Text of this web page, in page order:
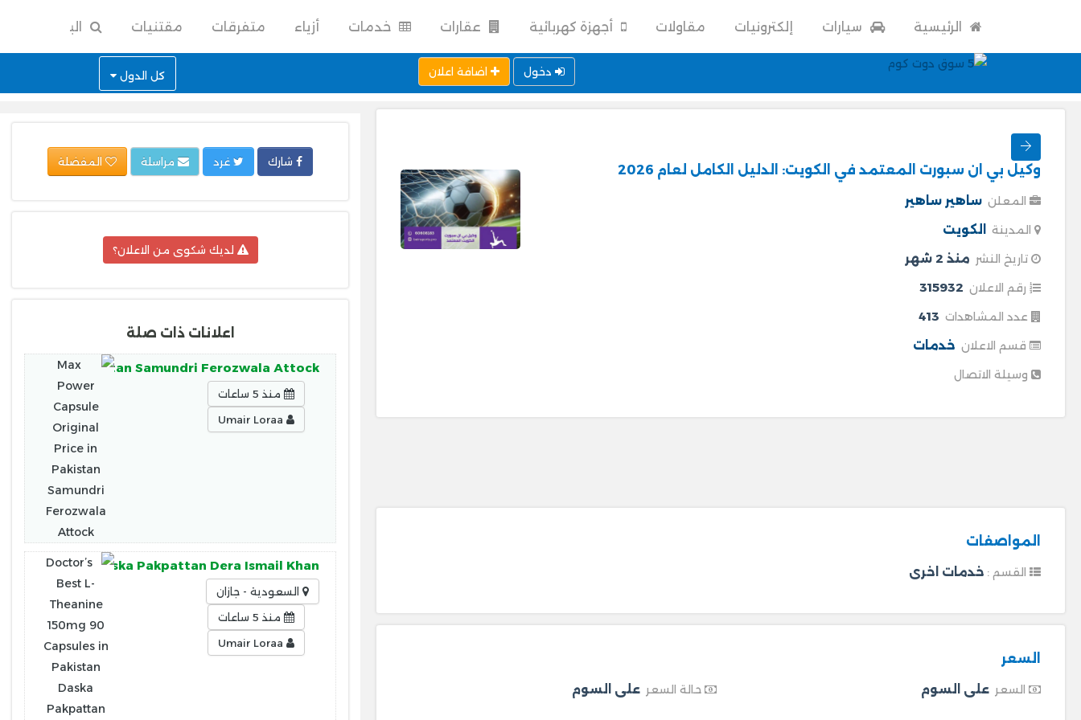
الرئيسية سيارات إلكترونيات مقاولات أجهزة كهربائية عقارات خدمات أزياء متفرقات مقتنيات البحث
دخول اضافة اعلان كل الدول
وكيل بي ان سبورت المعتمد في الكويت: الدليل الكامل لعام 2026
المعلن ساهير ساهير
المدينة الكويت
تاريخ النشر منذ 2 شهر
رقم الاعلان 315932
عدد المشاهدات 413
قسم الاعلان خدمات
وسيلة الاتصال
المواصفات
خدمات اخرى
السعر
السعر على السوم حالة السعر على السوم
شارك غرد
لديك شكوى من الاعلان؟
اعلانات ذات صلة
Price in Pakistan Samundri Ferozwala Attock
منذ 5 ساعات
in Pakistan Daska Pakpattan Dera Ismail Khan
السعودية - جازان
منذ 5 ساعات